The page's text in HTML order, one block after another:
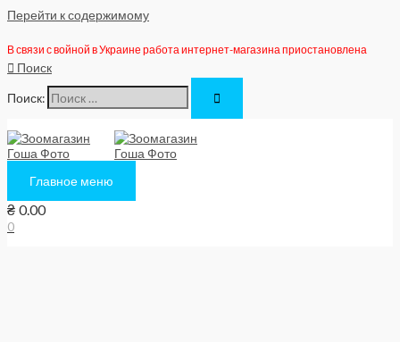
Перейти к содержимому
В связи с войной в Украине работа интернет-магазина приостановлена
Поиск
Поиск:
Главное меню
₴ 0.00
0